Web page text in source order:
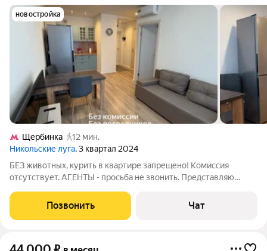
новостройка
Щербинка
12 мин.
Никольские луга, 3 квартал 2024
БЕЗ животных, курить в квартире запрещено! Комиссия
отсутствует. АГЕНТЫ - просьба не звонить. Представляю
нотариальной доверенности. На встрече с Вами при себе
имею: свой паспорт, нотариальная
Позвонить Чат